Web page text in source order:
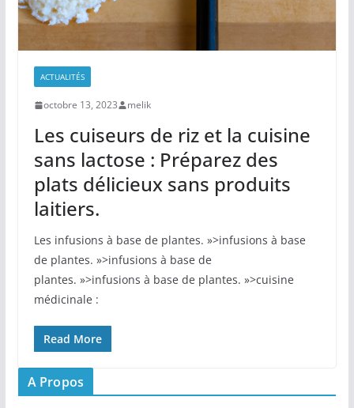
ACTUALITÉS
octobre 13, 2023 melik
Les cuiseurs de riz et la cuisine
sans lactose : Préparez des
plats délicieux sans produits
laitiers.
Les‌ infusions à base de plantes. »>infusions à base
de plantes. »>infusions à base de
plantes. »>infusions à base de plantes. »>cuisine
médicinale :
Read More
A Propos